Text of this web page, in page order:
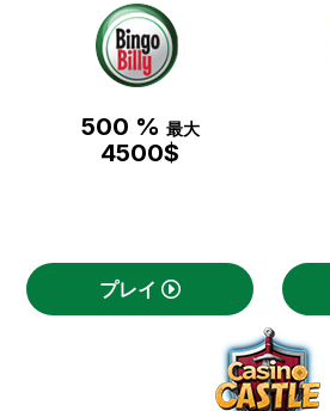
500 % 最大
4500$
プレイ